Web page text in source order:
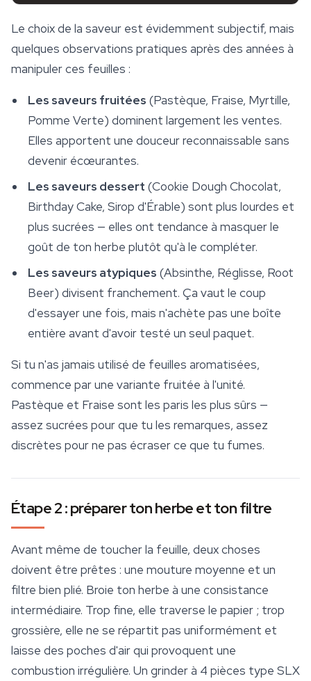
Le choix de la saveur est évidemment subjectif, mais
quelques observations pratiques après des années à
manipuler ces feuilles :
Les saveurs fruitées (Pastèque, Fraise, Myrtille,
Pomme Verte) dominent largement les ventes.
Elles apportent une douceur reconnaissable sans
devenir écœurantes.
Les saveurs dessert (Cookie Dough Chocolat,
Birthday Cake, Sirop d'Érable) sont plus lourdes et
plus sucrées — elles ont tendance à masquer le
goût de ton herbe plutôt qu'à le compléter.
Les saveurs atypiques (Absinthe, Réglisse, Root
Beer) divisent franchement. Ça vaut le coup
d'essayer une fois, mais n'achète pas une boîte
entière avant d'avoir testé un seul paquet.
Si tu n'as jamais utilisé de feuilles aromatisées,
commence par une variante fruitée à l'unité.
Pastèque et Fraise sont les paris les plus sûrs —
assez sucrées pour que tu les remarques, assez
discrètes pour ne pas écraser ce que tu fumes.
Étape 2 : préparer ton herbe et ton filtre
Avant même de toucher la feuille, deux choses
doivent être prêtes : une mouture moyenne et un
filtre bien plié. Broie ton herbe à une consistance
intermédiaire. Trop fine, elle traverse le papier ; trop
grossière, elle ne se répartit pas uniformément et
laisse des poches d'air qui provoquent une
combustion irrégulière. Un grinder à 4 pièces type SLX